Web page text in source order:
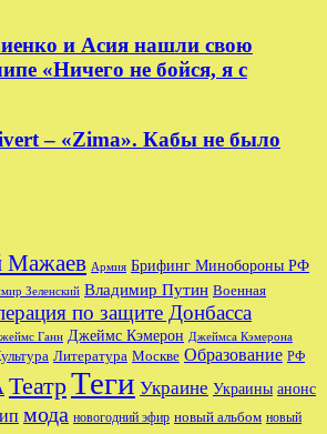
и Асия нашли свою
«Ничего не бойся, я с
– «Zima». Кабы не было
Мажаев Армия Брифинг Минобороны РФ
Зеленский Владимир Путин Военная
по защите Донбасса
Ганн Джеймс Кэмерон Джеймса Кэмерона
Литература Москве Образование РФ
ТеатрТеги Украине Украины анонс
мода новогодний эфир новый альбом новый